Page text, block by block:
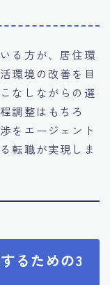
る方が、居住環
環境の改善を目
なしながらの選
調整はもちろ
をエージェント
転職が実現しま
るための3